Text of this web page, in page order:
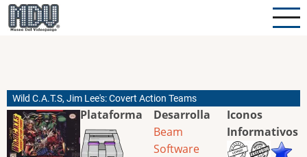
Pasar
al
Wild C.A.T.S, Jim Lee's: Covert Action Teams
Plataforma
Desarrolla
Beam
Software
Iconos
Informativos